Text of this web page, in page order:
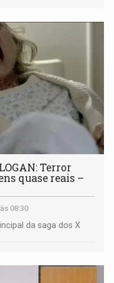
Terror
quase reais –
08:30
da saga dos X